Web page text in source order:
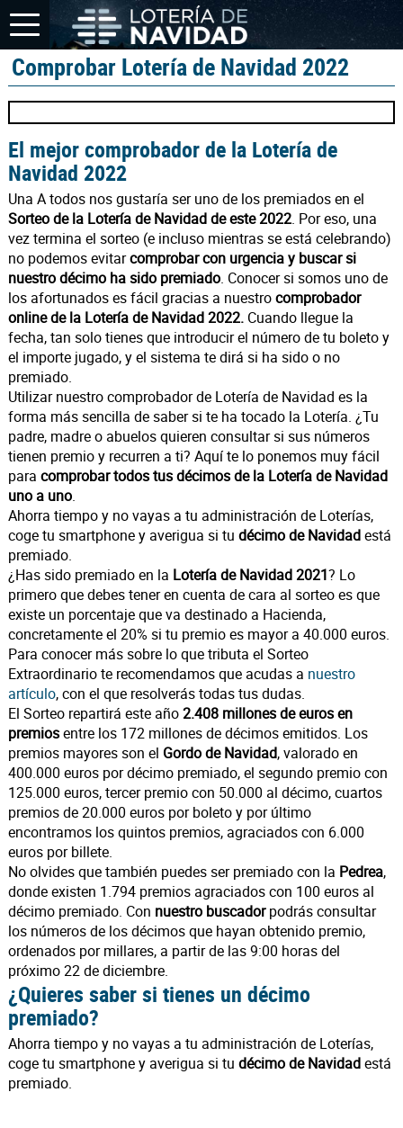
Comprobar Lotería de Navidad 2022
El mejor comprobador de la Lotería de
Navidad 2022
Una A todos nos gustaría ser uno de los premiados en el
Sorteo de la Lotería de Navidad de este 2022. Por eso, una
vez termina el sorteo (e incluso mientras se está celebrando)
no podemos evitarcomprobar con urgencia y buscar si
nuestro décimo ha sido premiado. Conocer si somos uno de
los afortunados es fácil gracias a nuestrocomprobador
online de la Lotería de Navidad 2022.Cuando llegue la
fecha, tan solo tienes que introducir el número de tu boleto y
el importe jugado, y el sistema te dirá si ha sido o no
premiado.
Utilizar nuestro comprobador de Lotería de Navidad es la
forma más sencilla de saber si te ha tocado la Lotería. ¿Tu
padre, madre o abuelos quieren consultar si sus números
tienen premio y recurren a ti? Aquí te lo ponemos muy fácil
para comprobar todos tus décimos de la Lotería de Navidad
uno a uno.
Ahorra tiempo y no vayas a tu administración de Loterías,
coge tu smartphone y averigua si tu décimo de Navidadestá
premiado.
¿Has sido premiado en la Lotería de Navidad 2021? Lo
primero que debes tener en cuenta de cara al sorteo es que
existe un porcentaje que va destinado a Hacienda,
concretamente el 20% si tu premio es mayor a 40.000 euros.
Para conocer más sobre lo que tributa el Sorteo
Extraordinario te recomendamos que acudas a nuestro
artículo, con el que resolverás todas tus dudas.
El Sorteo repartirá este año2.408 millones de euros en
premiosentre los 172 millones de décimos emitidos. Los
premios mayores son el Gordo de Navidad, valorado en
400.000 euros por décimo premiado, el segundo premio con
125.000 euros, tercer premio con 50.000 al décimo, cuartos
premios de 20.000 euros por boleto y por último
encontramos los quintos premios, agraciados con 6.000
euros por billete.
No olvides que también puedes ser premiado con la Pedrea,
donde existen 1.794 premios agraciados con 100 euros al
décimo premiado. Con nuestro buscadorpodrás consultar
los números de los décimos que hayan obtenido premio,
ordenados por millares, a partir de las 9:00 horas del
próximo 22 de diciembre.
¿Quieres saber si tienes un décimo
premiado?
Ahorra tiempo y no vayas a tu administración de Loterías,
coge tu smartphone y averigua si tu décimo de Navidadestá
premiado.